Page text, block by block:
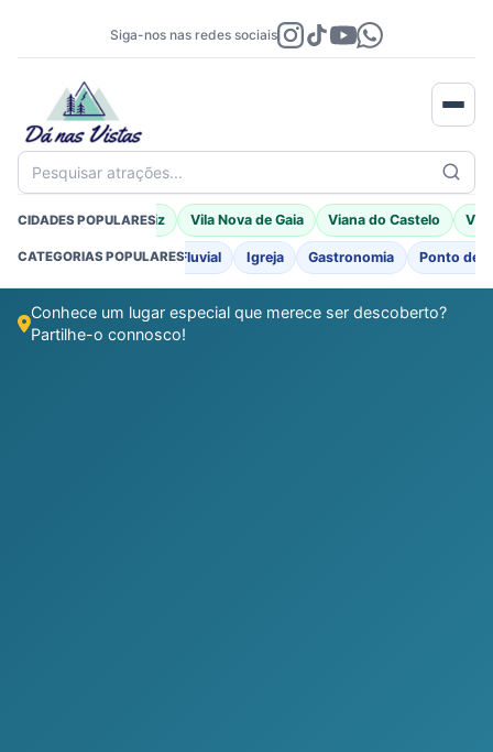
Siga-nos nas redes sociais
Pesquisar atrações...
CIDADES POPULARES
Braga Porto Moniz Vila Nova de Gaia Viana do Castelo Vila
CATEGORIAS POPULARES
Fortificações Praia Fluvial Igreja Gastronomia Ponto de
Conhece um lugar especial que merece ser descoberto?
Partilhe-o connosco!